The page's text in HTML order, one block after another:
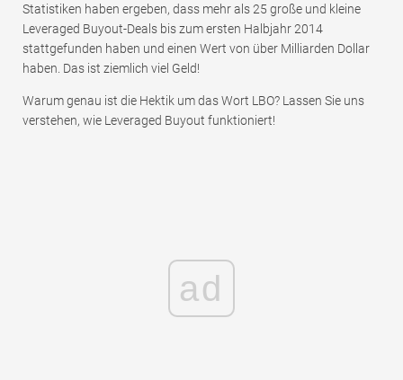
Statistiken haben ergeben, dass mehr als 25 große und kleine
Leveraged Buyout-Deals bis zum ersten Halbjahr 2014
stattgefunden haben und einen Wert von über Milliarden Dollar
haben. Das ist ziemlich viel Geld!
Warum genau ist die Hektik um das Wort LBO? Lassen Sie uns
verstehen, wie Leveraged Buyout funktioniert!
ad